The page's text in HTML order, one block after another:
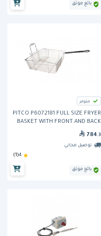
بائع موثق
متوفر
PITCO P6072181 FULL SIZE FRYER
BASKET WITH FRONT AND BACK
HOOKS
784 .3
توصيل مجاني
بائع موثق
4
(1)